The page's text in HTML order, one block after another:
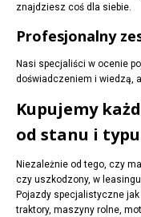
znajdziesz coś dla siebie.
Profesjonalny
Nasi specjaliści w ocenie
doświadczeniem i wiedzą,
Kupujemy
od stanu i typu
Niezależnie od tego, czy
czy uszkodzony, w
Pojazdy specjalistyczne jak
traktory, maszyny rolne,